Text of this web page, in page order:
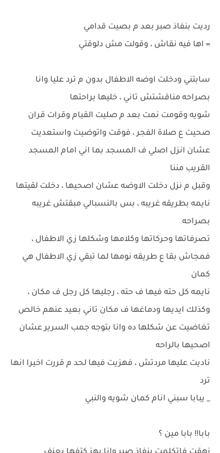
رديت بنفاذ صبر بعد م بصيت قدامي
= اها فيه نقاش ، وقولت مش دلوقتي
سابتني ودخلت اوضه الاطفال بدون م ترد عليا وانا
بصراحه مناقشتش تاني ، خليها براحتها
شويه وقومت نمت بعد م صليت القيام وقرات قران
صحيت ع صلاة الفجر ، فوقت واتوضيت واستعديت
عشان انزل اصلي ف المسجد بما اني امام المسجد
القريب مننا
وقبل م نزل دخلت الاوضه عشان اصحيها ، دخلت لقيتها
نايمه بطريقه غريبه ، بس بالنسبالي مبقتش غريبه
بصراحه
تصرفاتها وحركاتها وكلامها وشكلها زي الاطفال ،
فمجاش بقا ع طريقه نومها لما تبقي زي الاطفال هي
كمان
نايمه كل حته فيها ف حته ، رجليها كل رجل ف مكان ،
وكذلك ايديها ودماغها ف مكان تاني بعيد عنهم خالص
تغاضيت عن شكلها ده وانا بتوجه جمب السرير عشان
اصحيها بالراحه
ناديت عليها مردتش ، فهزيت فيها لحد م قررت اخيرا انها
ترد
_ يبابا سبني انام كمان شويه والنبي
بابا!! بابا مين ؟